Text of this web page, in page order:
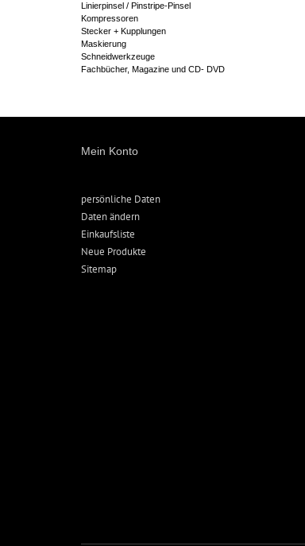
Linierpinsel / Pinstripe-Pinsel
Kompressoren
Stecker + Kupplungen
Maskierung
Schneidwerkzeuge
Fachbücher, Magazine und CD- DVD
Mein Konto
persönliche Daten
Daten ändern
Einkaufsliste
Neue Produkte
Sitemap